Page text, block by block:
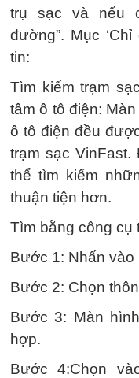
trụ sạc và nếu
đường”. Mục
tin:
Tìm kiếm trạm
tâm ô tô điện:
ô tô điện đều
trạm sạc
thể tìm kiếm
thuận tiện hơn.
Tìm bằng công cụ
Bước 1: Nhấn vào
Bước 2: Chọn
Bước 3: Màn
hợp.
Bước 4:Chọn